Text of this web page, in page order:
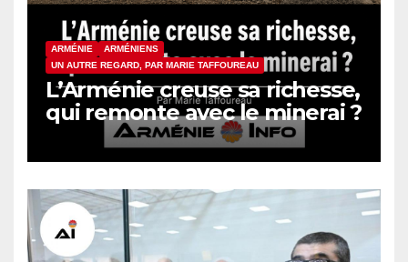
ARMÉNIE
ARMÉNIENS
UN AUTRE REGARD, PAR MARIE TAFFOUREAU
L’Arménie creuse sa richesse,
qui remonte avec le minerai ?